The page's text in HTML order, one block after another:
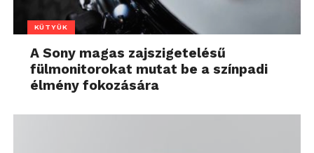
KÜTYÜK
A Sony magas zajszigetelésű
fülmonitorokat mutat be a színpadi
élmény fokozására